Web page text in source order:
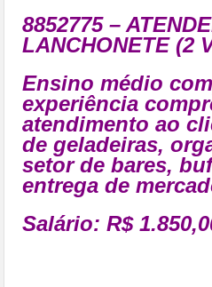
8852775 –
LANCHONETE (2
Ensino médio
experiência
atendimento ao
de geladeiras,
setor de bares,
entrega de
Salário: R$